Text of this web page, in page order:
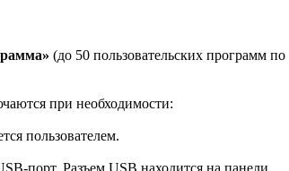
(до 50 пользовательских программ по
при необходимости:
пользователем.